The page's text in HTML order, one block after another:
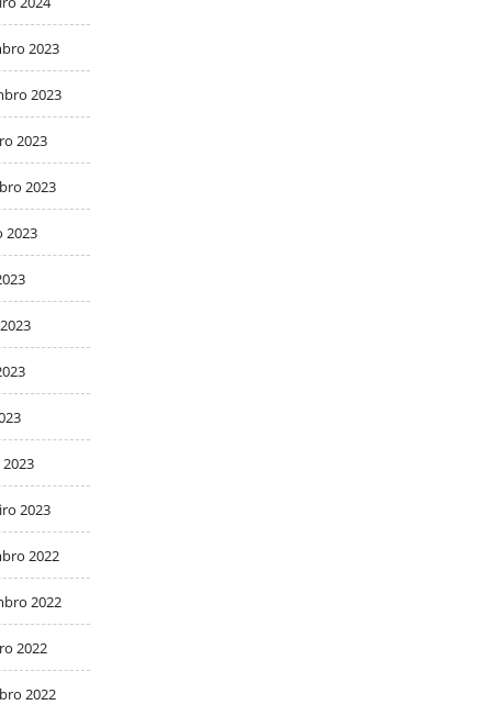
2023
2023
2023
2023
2023
2023
2022
2022
2022
2022